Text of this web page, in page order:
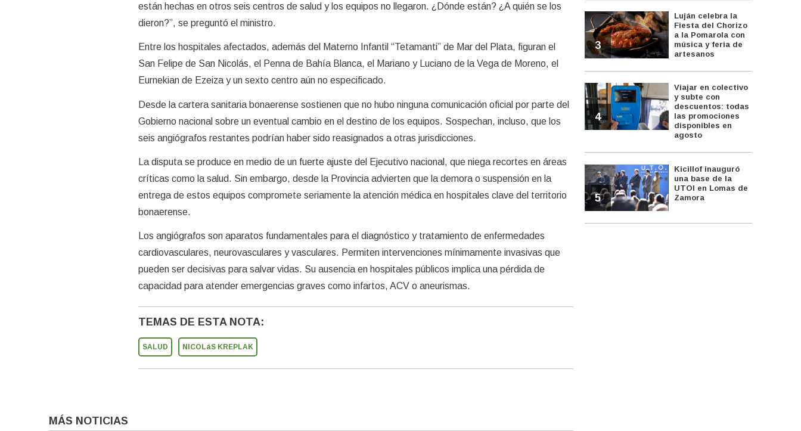
están hechas en otros seis centros de salud y los equipos no llegaron. ¿Dónde están? ¿A quién se los
dieron?”, se preguntó el ministro.
Entre los hospitales afectados, además del Materno Infantil “Tetamanti” de Mar del Plata, figuran el
San Felipe de San Nicolás, el Penna de Bahía Blanca, el Mariano y Luciano de la Vega de Moreno, el
Eurnekian de Ezeiza y un sexto centro aún no especificado.
Desde la cartera sanitaria bonaerense sostienen que no hubo ninguna comunicación oficial por parte del
Gobierno nacional sobre un eventual cambio en el destino de los equipos. Sospechan, incluso, que los
seis angiógrafos restantes podrían haber sido reasignados a otras jurisdicciones.
La disputa se produce en medio de un fuerte ajuste del Ejecutivo nacional, que niega recortes en áreas
críticas como la salud. Sin embargo, desde la Provincia advierten que la demora o suspensión en la
entrega de estos equipos compromete seriamente la atención médica en hospitales clave del territorio
bonaerense.
Los angiógrafos son aparatos fundamentales para el diagnóstico y tratamiento de enfermedades
cardiovasculares, neurovasculares y vasculares. Permiten intervenciones mínimamente invasivas que
pueden ser decisivas para salvar vidas. Su ausencia en hospitales públicos implica una pérdida de
capacidad para atender emergencias graves como infartos, ACV o aneurismas.
TEMAS DE ESTA NOTA:
SALUD NICOLáS KREPLAK
MÁS NOTICIAS
3
Luján celebra la
Fiesta del Chorizo
a la Pomarola con
música y feria de
artesanos
4
Viajar en colectivo
y subte con
descuentos: todas
las promociones
disponibles en
agosto
5
Kicillof inauguró
una base de la
UTOI en Lomas de
Zamora